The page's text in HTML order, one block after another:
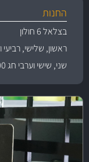
החנות
בצלאל 6 חולון
ראשון, שלישי, רביעי וחמישי
שני, שישי וערבי חג 09:00 עד 15:00